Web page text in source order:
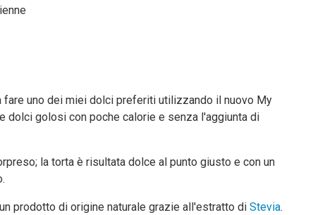
fare uno dei miei dolci preferiti utilizzando il nuovo My
dolci golosi con poche calorie e senza l'aggiunta di
la torta è risultata dolce al punto giusto e con un
prodotto di origine naturale grazie all'estratto di Stevia.